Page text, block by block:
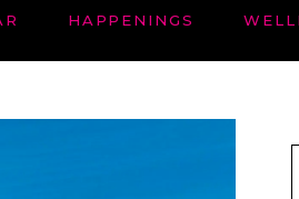
HAPPENINGS